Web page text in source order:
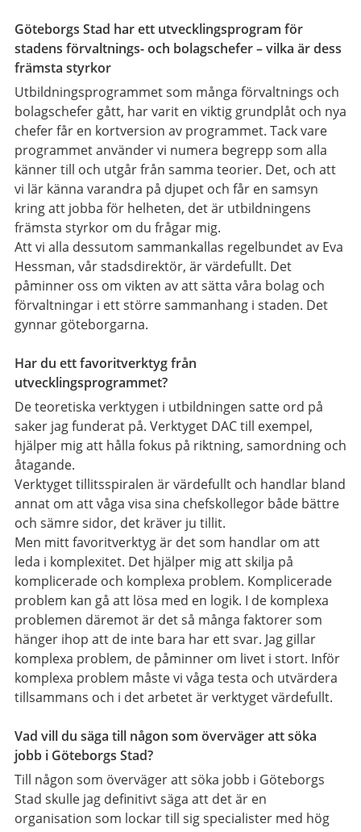
Göteborgs Stad har ett utvecklingsprogram för
stadens förvaltnings- och bolagschefer – vilka är dess
främsta styrkor
Utbildningsprogrammet som många förvaltnings och
bolagschefer gått, har varit en viktig grundplåt och nya
chefer får en kortversion av programmet. Tack vare
programmet använder vi numera begrepp som alla
känner till och utgår från samma teorier. Det, och att
vi lär känna varandra på djupet och får en samsyn
kring att jobba för helheten, det är utbildningens
främsta styrkor om du frågar mig.
Att vi alla dessutom sammankallas regelbundet av Eva
Hessman, vår stadsdirektör, är värdefullt. Det
påminner oss om vikten av att sätta våra bolag och
förvaltningar i ett större sammanhang i staden. Det
gynnar göteborgarna.
Har du ett favoritverktyg från
utvecklingsprogrammet?
De teoretiska verktygen i utbildningen satte ord på
saker jag funderat på. Verktyget DAC till exempel,
hjälper mig att hålla fokus på riktning, samordning och
åtagande.
Verktyget tillitsspiralen är värdefullt och handlar bland
annat om att våga visa sina chefskollegor både bättre
och sämre sidor, det kräver ju tillit.
Men mitt favoritverktyg är det som handlar om att
leda i komplexitet. Det hjälper mig att skilja på
komplicerade och komplexa problem. Komplicerade
problem kan gå att lösa med en logik. I de komplexa
problemen däremot är det så många faktorer som
hänger ihop att de inte bara har ett svar. Jag gillar
komplexa problem, de påminner om livet i stort. Inför
komplexa problem måste vi våga testa och utvärdera
tillsammans och i det arbetet är verktyget värdefullt.
Vad vill du säga till någon som överväger att söka
jobb i Göteborgs Stad?
Till någon som överväger att söka jobb i Göteborgs
Stad skulle jag definitivt säga att det är en
organisation som lockar till sig specialister med hög